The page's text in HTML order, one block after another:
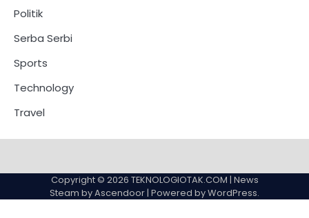
Politik
Serba Serbi
Sports
Technology
Travel
Copyright © 2026 TEKNOLOGIOTAK.COM | News
Steam byAscendoor| Powered byWordPress.